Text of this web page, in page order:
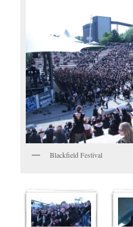
Blackfield Festival